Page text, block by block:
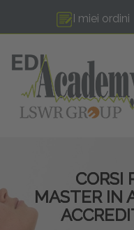
I miei ordini
CORSI
MASTER IN